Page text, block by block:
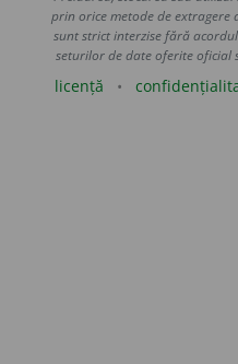
prin orice metode de extragere
sunt strict interzise fără
seturilor de date oferite oficial
licență